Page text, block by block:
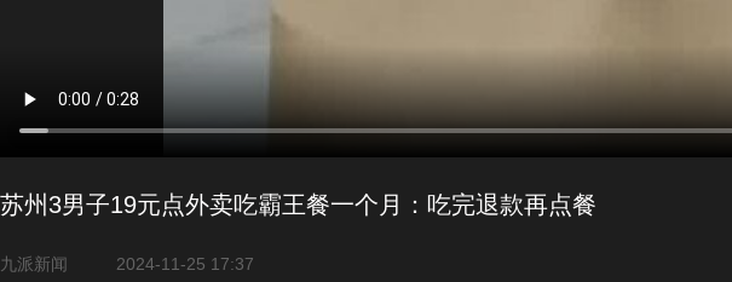
苏州3男子19元点外卖吃霸王餐一个月：吃完退款再点餐
九派新闻 2024-11-25 17:37